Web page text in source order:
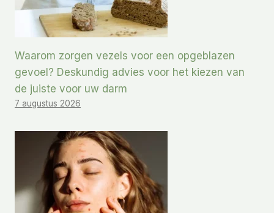
Waarom zorgen vezels voor een opgeblazen
gevoel? Deskundig advies voor het kiezen van
de juiste voor uw darm
7 augustus 2026